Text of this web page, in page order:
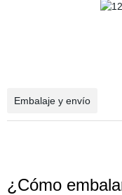
Embalaje y envío
¿Cómo